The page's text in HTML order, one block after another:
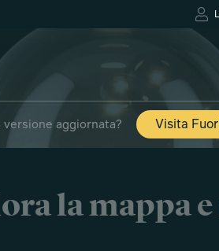
versione aggiornata? Visita
la mappa